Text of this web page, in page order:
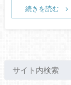
続きを読む